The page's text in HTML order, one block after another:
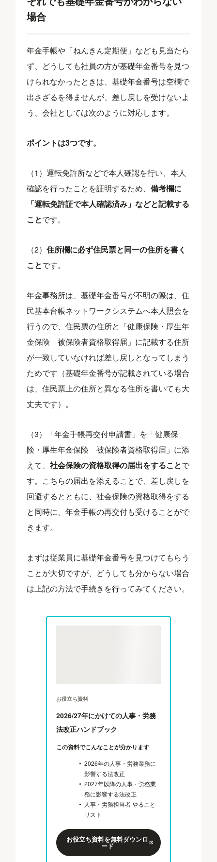
場合
年金手帳や「ねんきん定期便」なども見当たら
ず、どうしても社員の方が基礎年金番号を見つ
けられなかったときは、基礎年金番号は空欄で
出さざるを得ませんが、差し戻しを受けないよ
う、会社としては次のように対応します。
ポイントは3つです。
（1）運転免許所などで本人確認を行い、本人
確認を行ったことを証明するため、備考欄に
「運転免許証で本人確認済み」などと記載する
ことです。
（2）住所欄に必ず住民票と同一の住所を書く
ことです。
年金事務所は、基礎年金番号が不明の際は、住
民基本台帳ネットワークシステムへ本人照会を
行うので、住民票の住所と「健康保険・厚生年
金保険 被保険者資格取得届」に記載する住所
が一致していなければ差し戻しとなってしまう
ためです（基礎年金番号が記載されている場合
は、住民票上の住所と異なる住所を書いても大
丈夫です）。
（3）「年金手帳再交付申請書」を「健康保
険・厚生年金保険 被保険者資格取得届」に添
えて、社会保険の資格取得の届出をすることで
す。こちらの届出を添えることで、差し戻しを
回避するとともに、社会保険の資格取得をする
と同時に、年金手帳の再交付も受けることがで
きます。
まずは従業員に基礎年金番号を見つけてもらう
ことが大切ですが、どうしても分からない場合
は上記の方法で手続きを行ってみてください。
お役立ち資料
2026/27年にかけての人事・労務
法改正ハンドブック
この資料でこんなことが分かります
2026年の人事・労務業務に
影響する法改正
2027年以降の人事・労務業
務に影響する法改正
人事・労務担当者 やること
リスト
お役立ち資料を無料ダウンロ
ード